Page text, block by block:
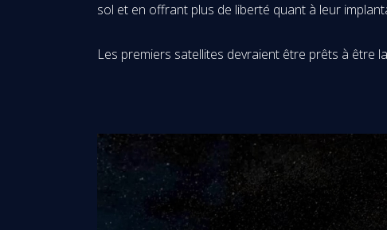
sol et en offrant plus de liberté quant à leur
Les premiers satellites devraient être prêts à être